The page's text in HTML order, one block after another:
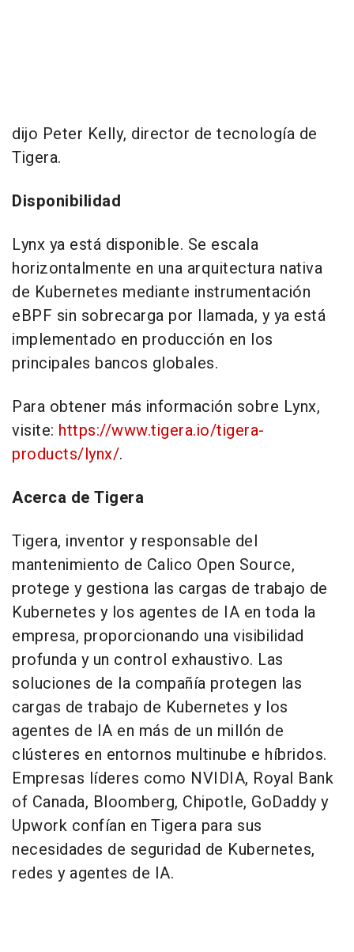
dijo Peter Kelly, director de tecnología de
Tigera.
Disponibilidad
Lynx ya está disponible. Se escala
horizontalmente en una arquitectura nativa
de Kubernetes mediante instrumentación
eBPF sin sobrecarga por llamada, y ya está
implementado en producción en los
principales bancos globales.
Para obtener más información sobre Lynx,
visite: https://www.tigera.io/tigera-
products/lynx/.
Acerca de Tigera
Tigera, inventor y responsable del
mantenimiento de Calico Open Source,
protege y gestiona las cargas de trabajo de
Kubernetes y los agentes de IA en toda la
empresa, proporcionando una visibilidad
profunda y un control exhaustivo. Las
soluciones de la compañía protegen las
cargas de trabajo de Kubernetes y los
agentes de IA en más de un millón de
clústeres en entornos multinube e híbridos.
Empresas líderes como NVIDIA, Royal Bank
of Canada, Bloomberg, Chipotle, GoDaddy y
Upwork confían en Tigera para sus
necesidades de seguridad de Kubernetes,
redes y agentes de IA.